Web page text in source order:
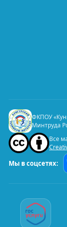
ФКПОУ
Минтруда
Все
Мы в соцсетях: